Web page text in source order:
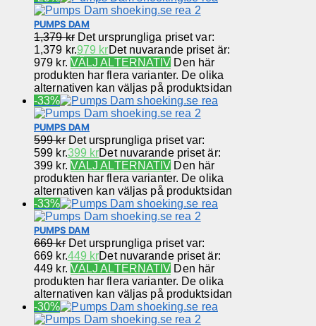
PUMPS DAM
1,379kr Det ursprungliga priset var:
1,379 kr.979 krDet nuvarande priset är:
979 kr. VÄLJ ALTERNATIV Den här
produkten har flera varianter. De olika
alternativen kan väljas på produktsidan
-33%
PUMPS DAM
599kr Det ursprungliga priset var:
599 kr.399 krDet nuvarande priset är:
399 kr. VÄLJ ALTERNATIV Den här
produkten har flera varianter. De olika
alternativen kan väljas på produktsidan
-33%
PUMPS DAM
669kr Det ursprungliga priset var:
669 kr.449 krDet nuvarande priset är:
449 kr. VÄLJ ALTERNATIV Den här
produkten har flera varianter. De olika
alternativen kan väljas på produktsidan
-30%